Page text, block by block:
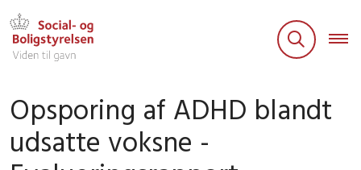
Opsporing af ADHD blandt
udsatte voksne -